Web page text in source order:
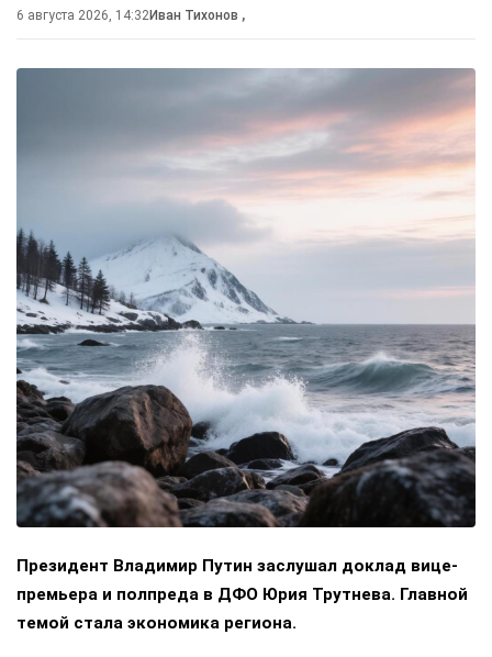
6 августа 2026, 14:32Иван Тихонов ,
Президент Владимир Путин заслушал доклад вице-
премьера и полпреда в ДФО Юрия Трутнева. Главной
темой стала экономика региона.